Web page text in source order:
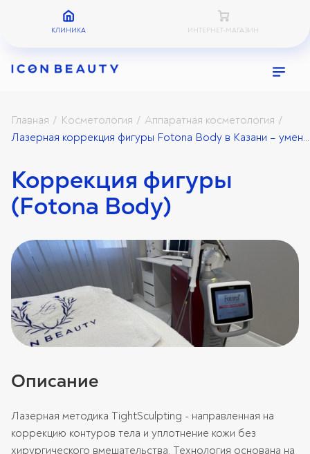
КЛИНИКА ИНТЕРНЕТ-МАГАЗИН
Главная / Косметология / Аппаратная косметология /
Лазерная коррекция фигуры Fotona Body в Казани – уменьшение объемов и лифтинг кожи
Коррекция фигуры
(Fotona Body)
Описание
Лазерная методика TightSculpting - направленная на
коррекцию контуров тела и уплотнение кожи без
хирургического вмешательства. Технология основана на